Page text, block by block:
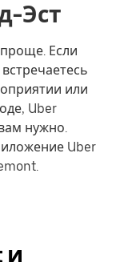
Эст
Если
или
Uber
нужно.
Uber
и